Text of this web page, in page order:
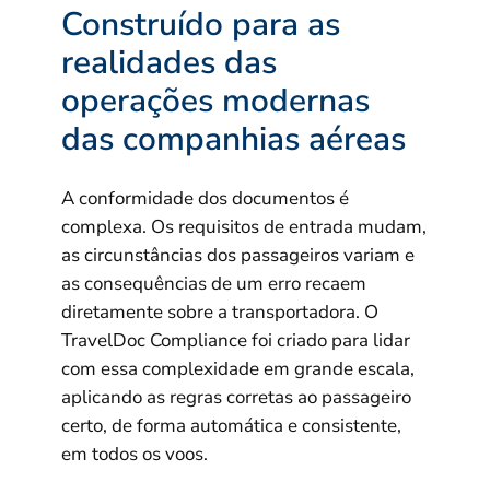
Construído para as
realidades das
operações modernas
das companhias aéreas
A conformidade dos documentos é
complexa. Os requisitos de entrada mudam,
as circunstâncias dos passageiros variam e
as consequências de um erro recaem
diretamente sobre a transportadora. O
TravelDoc Compliance foi criado para lidar
com essa complexidade em grande escala,
aplicando as regras corretas ao passageiro
certo, de forma automática e consistente,
em todos os voos.